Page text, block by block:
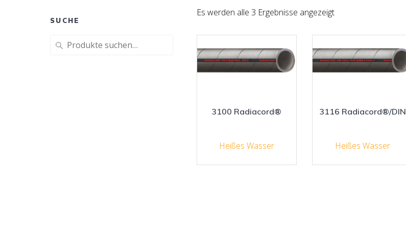
SUCHE
Suche
Es werden alle 3 Ergebnisse angezeigt
3100 Radiacord®
Heißes Wasser
3116 Radiacord®/DIN
Heißes Wasser